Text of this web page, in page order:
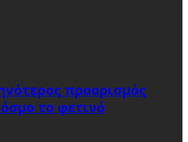
προορισμός
το φετινό